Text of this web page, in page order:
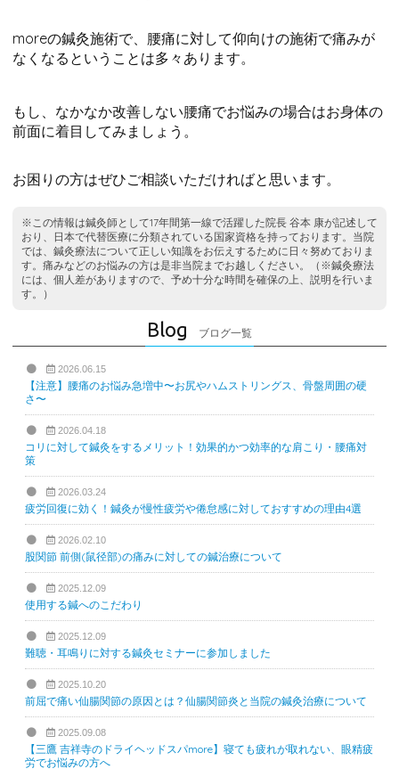
moreの鍼灸施術で、腰痛に対して仰向けの施術で痛みが
なくなるということは多々あります。
もし、なかなか改善しない腰痛でお悩みの場合はお身体の
前面に着目してみましょう。
お困りの方はぜひご相談いただければと思います。
※この情報は鍼灸師として17年間第一線で活躍した院長 谷本 康が記述して
おり、日本で代替医療に分類されている国家資格を持っております。当院
では、鍼灸療法について正しい知識をお伝えするために日々努めておりま
す。痛みなどのお悩みの方は是非当院までお越しください。（※鍼灸療法
には、個人差がありますので、予め十分な時間を確保の上、説明を行いま
す。）
Blog ブログ一覧
2026.06.15
【注意】腰痛のお悩み急増中〜お尻やハムストリングス、骨盤周囲の硬
さ〜
2026.04.18
コリに対して鍼灸をするメリット！効果的かつ効率的な肩こり・腰痛対
策
2026.03.24
疲労回復に効く！鍼灸が慢性疲労や倦怠感に対しておすすめの理由4選
2026.02.10
股関節 前側(鼠径部)の痛みに対しての鍼治療について
2025.12.09
使用する鍼へのこだわり
2025.12.09
難聴・耳鳴りに対する鍼灸セミナーに参加しました
2025.10.20
前屈で痛い仙腸関節の原因とは？仙腸関節炎と当院の鍼灸治療について
2025.09.08
【三鷹 吉祥寺のドライヘッドスパmore】寝ても疲れが取れない、眼精疲
労でお悩みの方へ